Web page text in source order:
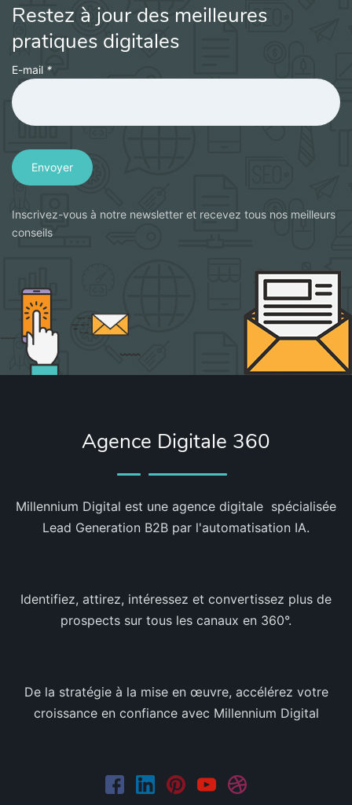
Restez à jour des meilleures
pratiques digitales
E-mail *
Envoyer
Inscrivez-vous à notre newsletter et recevez tous nos meilleurs
conseils
Agence Digitale 360
Millennium Digital est une agence digitale spécialisée
Lead Generation B2B par l'automatisation IA.
Identifiez, attirez, intéressez et convertissez plus de
prospects sur tous les canaux en 360°.
De la stratégie à la mise en œuvre, accélérez votre
croissance en confiance avec Millennium Digital